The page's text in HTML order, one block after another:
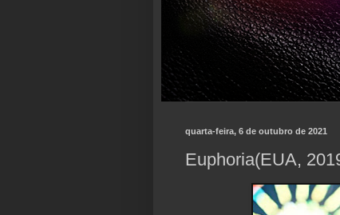
quarta-feira, 6 de outubro de 2021
Euphoria(EUA,